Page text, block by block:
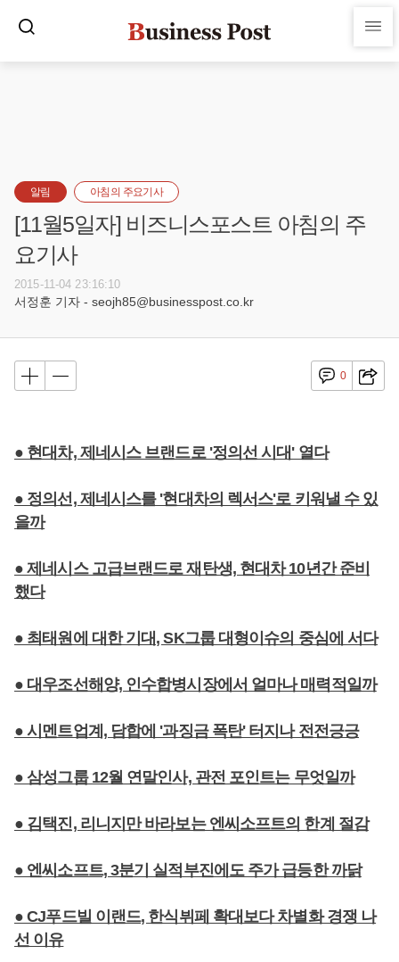
알림 아침의 주요기사
[11월5일자] 비즈니스포스트 아침의 주
요기사
2015-11-04 23:16:10
서정훈 기자 - seojh85@businesspost.co.kr
0
● 현대차, 제네시스 브랜드로 '정의선 시대' 열다
● 정의선, 제네시스를 '현대차의 렉서스'로 키워낼 수 있
을까
● 제네시스 고급브랜드로 재탄생, 현대차 10년간 준비
했다
● 최태원에 대한 기대, SK그룹 대형이슈의 중심에 서다
● 대우조선해양, 인수합병시장에서 얼마나 매력적일까
● 시멘트업계, 담합에 '과징금 폭탄' 터지나 전전긍긍
● 삼성그룹 12월 연말인사, 관전 포인트는 무엇일까
● 김택진, 리니지만 바라보는 엔씨소프트의 한계 절감
● 엔씨소프트, 3분기 실적부진에도 주가 급등한 까닭
● CJ푸드빌 이랜드, 한식뷔페 확대보다 차별화 경쟁 나
선 이유